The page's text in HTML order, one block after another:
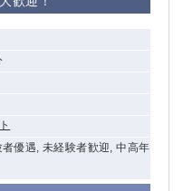
優遇, 未経験者歓迎, 中高年